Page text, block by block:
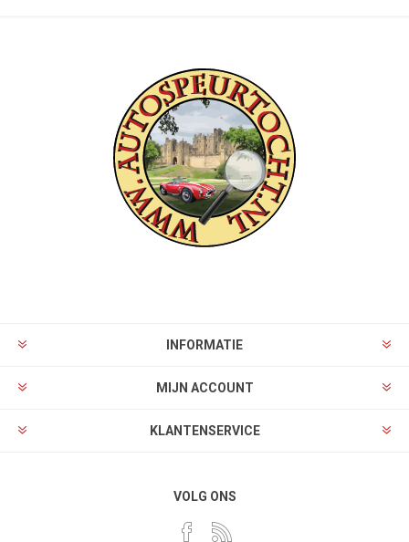
INFORMATIE
MIJN ACCOUNT
KLANTENSERVICE
VOLG ONS